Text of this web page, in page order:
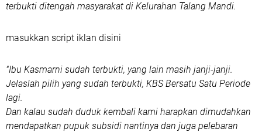
terbukti ditengah masyarakat di Kelurahan Talang Mandi.
masukkan script iklan disini
"Ibu Kasmarni sudah terbukti, yang lain masih janji-janji.
Jelaslah pilih yang sudah terbukti, KBS Bersatu Satu Periode
lagi.
Dan kalau sudah duduk kembali kami harapkan dimudahkan
mendapatkan pupuk subsidi nantinya dan juga pelebaran